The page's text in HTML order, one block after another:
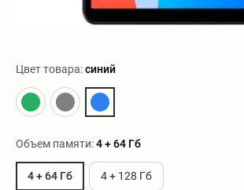
Цвет товара:синий
Объем памяти:4 + 64 Гб
4 + 64 Гб 4 + 128 Гб